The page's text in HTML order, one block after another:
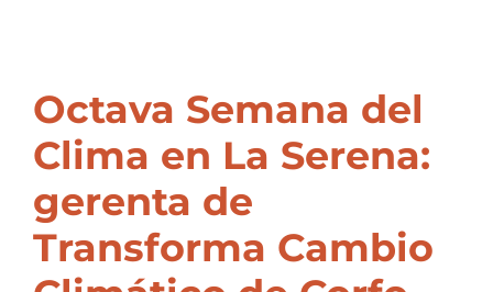
Octava Semana del
Clima en La Serena:
gerenta de
Transforma Cambio